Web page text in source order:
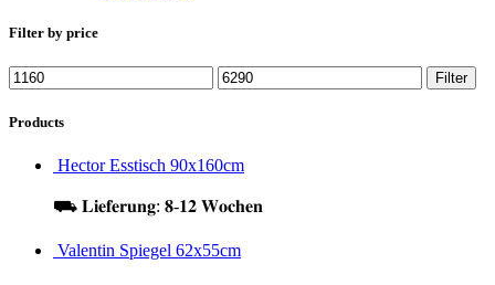
Filter by price
Filter
Products
Hector Esstisch 90x160cm
⛟ 𝐋𝐢𝐞𝐟𝐞𝐫𝐮𝐧𝐠: 𝟖-𝟏𝟐 𝐖𝐨𝐜𝐡𝐞𝐧
Valentin Spiegel 62x55cm